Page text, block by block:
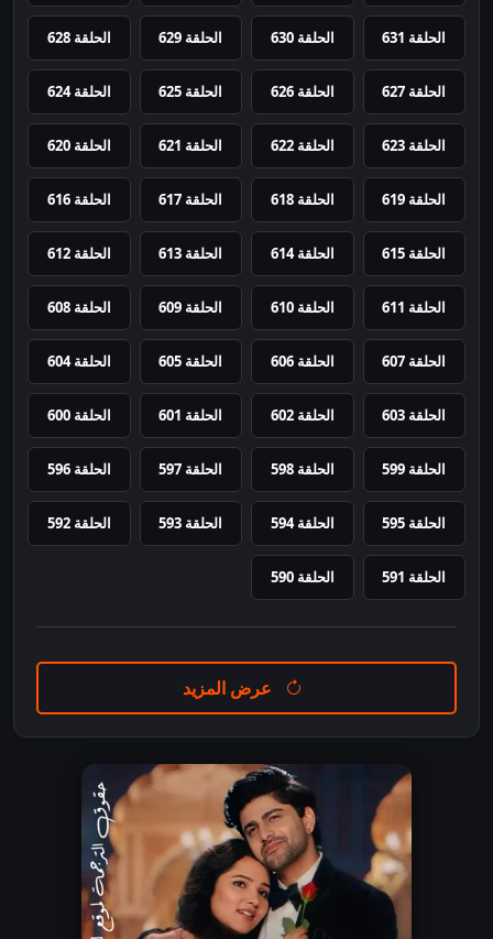
الحلقة 631 الحلقة 630 الحلقة 629 الحلقة 628
الحلقة 627 الحلقة 626 الحلقة 625 الحلقة 624
الحلقة 623 الحلقة 622 الحلقة 621 الحلقة 620
الحلقة 619 الحلقة 618 الحلقة 617 الحلقة 616
الحلقة 615 الحلقة 614 الحلقة 613 الحلقة 612
الحلقة 611 الحلقة 610 الحلقة 609 الحلقة 608
الحلقة 607 الحلقة 606 الحلقة 605 الحلقة 604
الحلقة 603 الحلقة 602 الحلقة 601 الحلقة 600
الحلقة 599 الحلقة 598 الحلقة 597 الحلقة 596
الحلقة 595 الحلقة 594 الحلقة 593 الحلقة 592
الحلقة 591 الحلقة 590
عرض المزيد